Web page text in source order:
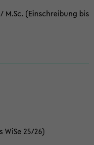
(Einschreibung bis
WiSe 25/26)